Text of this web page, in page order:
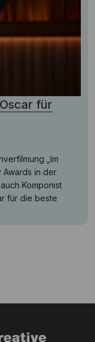
für
„Im
Awards in der
Komponist
für die beste